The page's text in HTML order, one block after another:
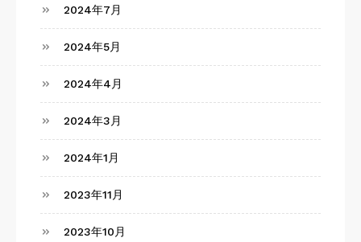
2024年7月
2024年5月
2024年4月
2024年3月
2024年1月
2023年11月
2023年10月